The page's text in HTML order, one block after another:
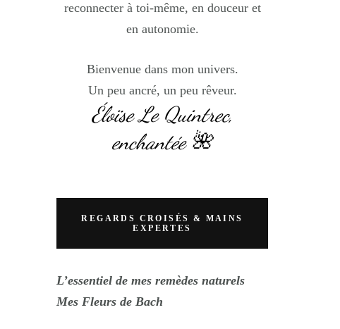
reconnecter à toi-même, en douceur et
en autonomie.
Bienvenue dans mon univers.
Un peu ancré, un peu rêveur.
Éloïse Le Quintrec,
enchantée 🌺
REGARDS CROISÉS & MAINS
EXPERTES
L’essentiel de mes remèdes naturels
Mes Fleurs de Bach